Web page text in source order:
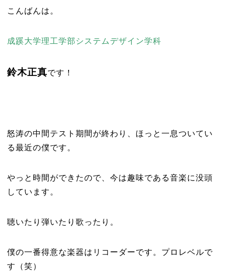
こんばんは。
成蹊大学理工学部システムデザイン学科
鈴木正真です！
怒涛の中間テスト期間が終わり、ほっと一息ついてい
る最近の僕です。
やっと時間ができたので、今は趣味である音楽に没頭
しています。
聴いたり弾いたり歌ったり。
僕の一番得意な楽器はリコーダーです。プロレベルで
す（笑）